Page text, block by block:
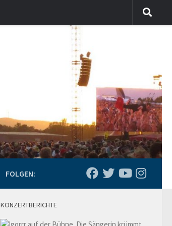
FOLGEN:
KONZERTBERICHTE